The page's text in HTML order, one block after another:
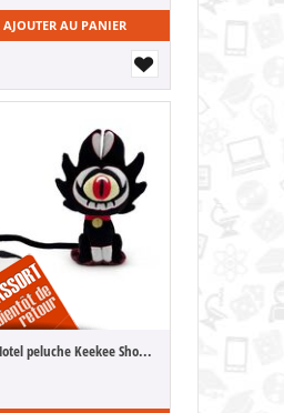
AJOUTER AU PANIER
Hazbin Hotel peluche Keekee Shoulder Rider 15 cm